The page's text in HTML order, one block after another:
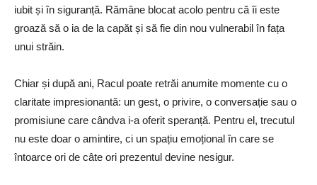
iubit și în siguranță. Rămâne blocat acolo pentru că îi este
groază să o ia de la capăt și să fie din nou vulnerabil în fața
unui străin.
Chiar și după ani, Racul poate retrăi anumite momente cu o
claritate impresionantă: un gest, o privire, o conversație sau o
promisiune care cândva i-a oferit speranță. Pentru el, trecutul
nu este doar o amintire, ci un spațiu emoțional în care se
întoarce ori de câte ori prezentul devine nesigur.